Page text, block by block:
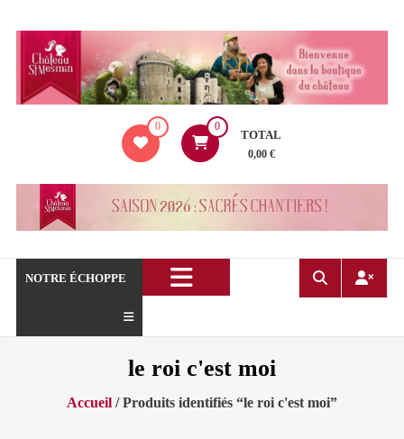
contenu
de
Mesmin
0 0
TOTAL
0,00 €
NOTRE ÉCHOPPE
le roi c'est moi
Accueil/ Produits identifiés “le roi c'est moi”